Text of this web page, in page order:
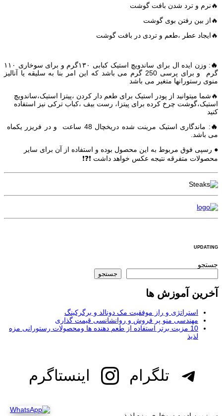
🔥نرم و ترد شدن بافت گوشت
🔥از بین رفتن بوی گوشت
🔥ایجاد عطر ،طعم و تردی در بافت گوشت
🔥
: وزن ایده ال برای ساندویچ استیک کبابی ۱۳۰گرم و برای سوخاری ۱۱۰
گرم و برای پرسی 250 گرم می باشد که این امر بنا به سلیقه یا آنالیز
منوی رستورانها متغیر می باشد
🔥شما میتوانید از پودر استیک برای طعم دار کردن ،پیتزا استیک،ساندویچ
استیک،گوشت چرخ کرده برای پیتزا، رست بیف ،کباب ترکی نیز استفاده
کنید
🔥
: ماندگاری استیک مرینت شده دریخچال 48 ساعت و در فریزر یکماه
می باشد.
● رسپی فوق مربوط به این محصول بوده و استفاده از آن برای سایر
محصولات متفرقه نتیجه عکس خواهد داشت ❗❓❗
UPDATING
جستجو
جستجو
آخرین آموزش ها
استراتژی و راز موفقیت مک دونالد و برگرکینگ
مهندسی منو پر فروش و روانشانسی قیمت گذاری
10 مزیت برتر استفاده از طعم دهنده ها ومحصولات رستورانی مزه
لذیذ
تلگرام اینستاگرم